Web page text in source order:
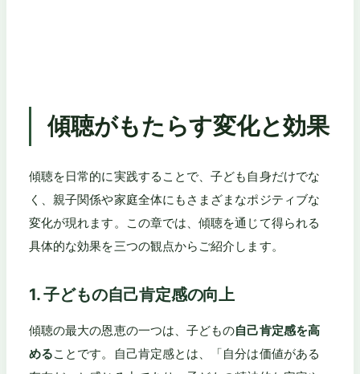
傾聴がもたらす変化と効果
傾聴を日常的に実践することで、子ども自身だけでな
く、親子関係や家庭全体にもさまざまなポジティブな
変化が現れます。この章では、傾聴を通じて得られる
具体的な効果を三つの観点からご紹介します。
1. 子どもの自己肯定感の向上
傾聴の最大の恩恵の一つは、子どもの自己肯定感を高
めることです。自己肯定感とは、「自分は価値がある